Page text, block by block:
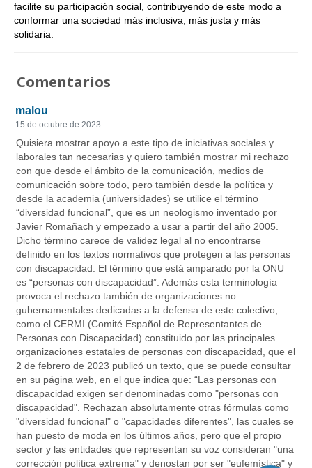
facilite su participación social, contribuyendo de este modo a
conformar una sociedad más inclusiva, más justa y más
solidaria.
Comentarios